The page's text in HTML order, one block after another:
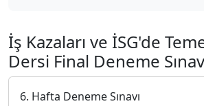
İş Kazaları ve İSG'de
Dersi Final Deneme
6. Hafta Deneme Sınavı